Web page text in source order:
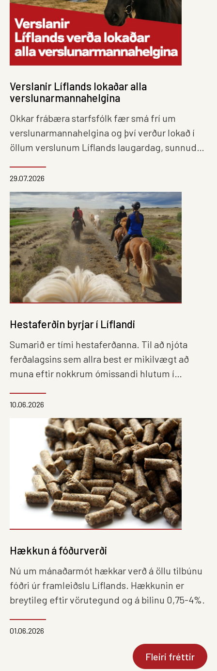
29.07.2026
Verslanir Líflands lokaðar alla
verslunarmannahelgina
Okkar frábæra starfsfólk fær smá frí um
verslunarmannahelgina og því verður lokað í
öllum verslunum Líflands laugardag, sunnudag
10.06.2026
Hestaferðin byrjar í Líflandi
Sumarið er tími hestaferðanna. Til að njóta
ferðalagsins sem allra best er mikilvægt að
muna eftir nokkrum ómissandi hlutum í
01.06.2026
Hækkun á fóðurverði
Nú um mánaðarmót hækkar verð á öllu tilbúnu
fóðri úr framleiðslu Líflands. Hækkunin er
breytileg eftir vörutegund og á bilinu 0,75-4%.
Fleiri fréttir